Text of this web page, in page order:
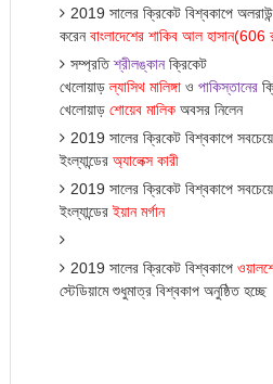
2019 সালের ক্রিকেট বিশ্বকাপে
করেনবাংলাদেশের শাকিব আল হাসান(606
সম্প্রতিশ্রীলঙ্কানক্রিকেট
খেলোয়াড় ল্যাসিথ মালিঙ্গাও পাকিস্তানের
খেলোয়াড় শোয়েব মালিকঅবসর নিলেন
2019 সালের ক্রিকেট বিশ্বকাপে
ইংল্যান্ডের অ্যালেক্স কারী
2019 সালের ক্রিকেট বিশ্বকাপে
ইংল্যান্ডেরইয়ান মর্গান
2019 সালের ক্রিকেট বিশ্বকাপে
স্টেডিয়ামে শুধুমাত্র বিশ্বকাপ অনুষ্ঠিত হচ্ছে